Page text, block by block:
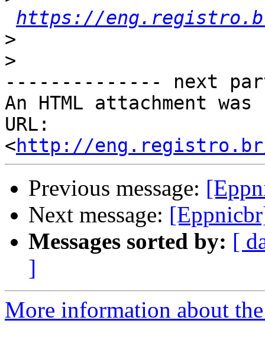
https://
>
>
-------------- next
An HTML attachment
URL:
<http://eng.registro.br/
Previous message:
Next message:
Messages sorted by: [
]
More information about